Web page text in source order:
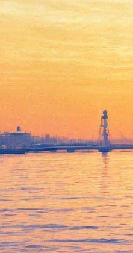
Пушкин:
Онегин»